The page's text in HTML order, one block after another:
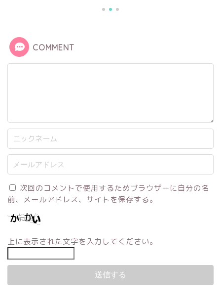
COMMENT
次回のコメントで使用するためブラウザーに自分の名
前、メールアドレス、サイトを保存する。
上に表示された文字を入力してください。